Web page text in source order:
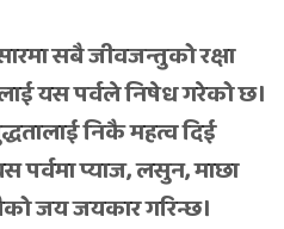
सबै जीवजन्तुको रक्षा
यस पर्वले निषेध गरेको छ।
निकै महत्व दिई
पर्वमा प्याज, लसुन, माछा
जय जयकार गरिन्छ।